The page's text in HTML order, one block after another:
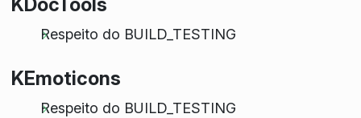
Respeito do BUILD_TESTING
KEmoticons
Respeito do BUILD_TESTING